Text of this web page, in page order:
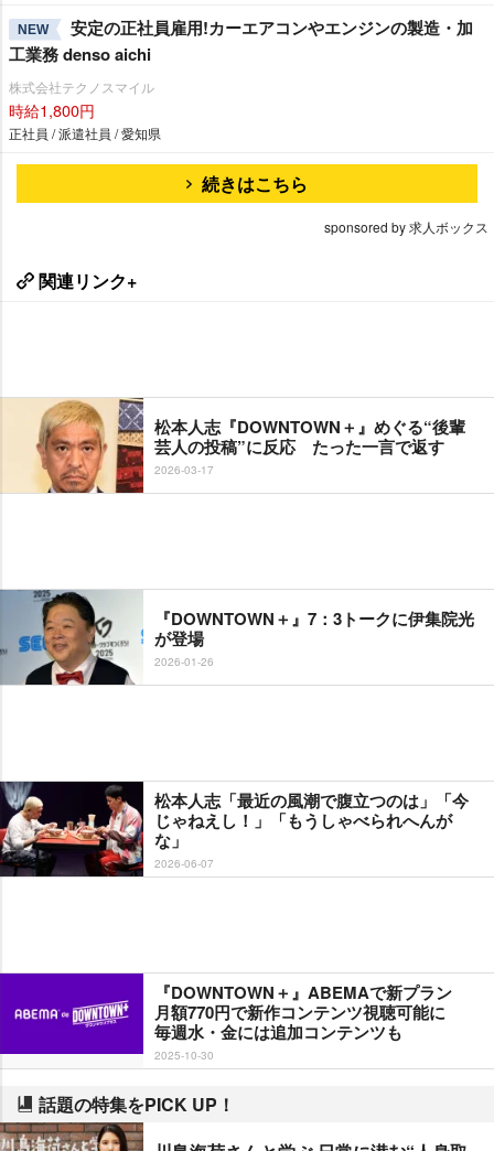
NEW
安定の正社員雇用!カーエアコンやエンジンの製造・加
工業務 denso aichi
株式会社テクノスマイル
時給1,800円
正社員 / 派遣社員 / 愛知県
続きはこちら
sponsored by 求人ボックス
関連リンク+
松本人志『DOWNTOWN＋』めぐる“後輩
芸人の投稿”に反応 たった一言で返す
2026-03-17
『DOWNTOWN＋』7：3トークに伊集院光
が登場
2026-01-26
松本人志「最近の風潮で腹立つのは」「今
じゃねえし！」「もうしゃべられへんが
な」
2026-06-07
『DOWNTOWN＋』ABEMAで新プラン
月額770円で新作コンテンツ視聴可能に
毎週水・金には追加コンテンツも
2025-10-30
話題の特集をPICK UP！